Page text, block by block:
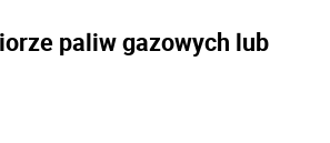
paliw gazowych lub